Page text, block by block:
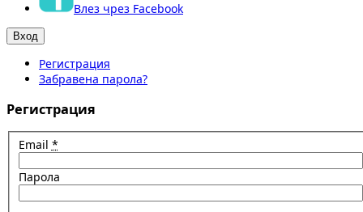
Влез чрез Facebook
Регистрация
Забравена парола?
Регистрация
Email *
Парола